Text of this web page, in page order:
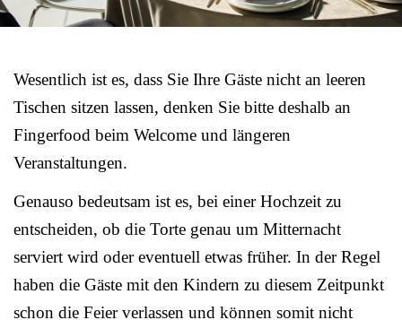
Wesentlich ist es, dass Sie Ihre Gäste nicht an leeren
Tischen sitzen lassen, denken Sie bitte deshalb an
Fingerfood beim Welcome und längeren
Veranstaltungen.
Genauso bedeutsam ist es, bei einer Hochzeit zu
entscheiden, ob die Torte genau um Mitternacht
serviert wird oder eventuell etwas früher. In der Regel
haben die Gäste mit den Kindern zu diesem Zeitpunkt
schon die Feier verlassen und können somit nicht